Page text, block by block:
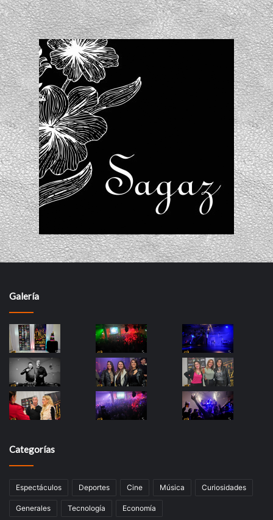
Galería
Categorías
Espectáculos Deportes Cine Música Curiosidades
Generales Tecnología Economía